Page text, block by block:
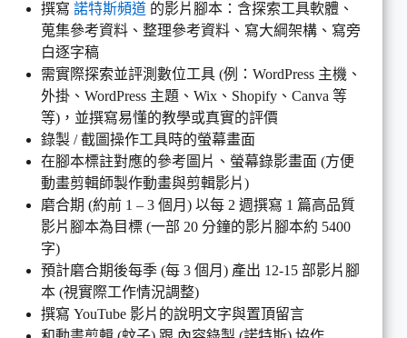
撰寫 諾特斯頻道 的影片腳本：含探索工具軟體、
蒐集參考資料、整理參考資料、寫大綱架構、寫旁
白逐字稿
需實際探索並評測數位工具 (例：WordPress 主機、
外掛、WordPress 主題、Wix、Shopify、Canva 等
等)，並撰寫易懂的教學或真實的評價
錄製 / 截圖操作工具時的螢幕畫面
在腳本標註對應的參考圖片、螢幕錄影畫面 (方便
動畫剪輯師製作動畫與剪輯影片)
磨合期 (約前 1 – 3 個月) 以每 2 週撰寫 1 篇高品質
影片腳本為目標 (一部 20 分鐘的影片腳本約 5400
字)
預計磨合期後每季 (每 3 個月) 產出 12-15 部影片腳
本 (視實際工作情況調整)
撰寫 YouTube 影片的說明文字與置頂留言